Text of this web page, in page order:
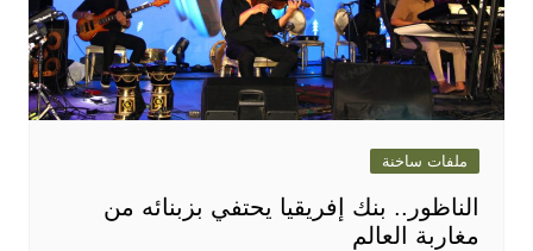
ملفات ساخنة
الناظور.. بنك إفريقيا يحتفي بزبنائه من
مغاربة العالم